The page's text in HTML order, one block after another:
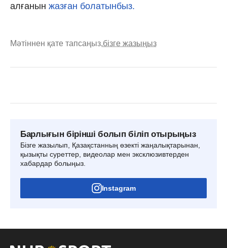
алғанын жазған болатынбыз.
Мәтіннен қате тапсаңыз,бізге жазыңыз
Барлығын бірінші болып біліп отырыңыз
Бізге жазылып, Қазақстанның өзекті жаңалықтарынан,
қызықты суреттер, видеолар мен эксклюзивтерден
хабардар болыңыз.
Instagram